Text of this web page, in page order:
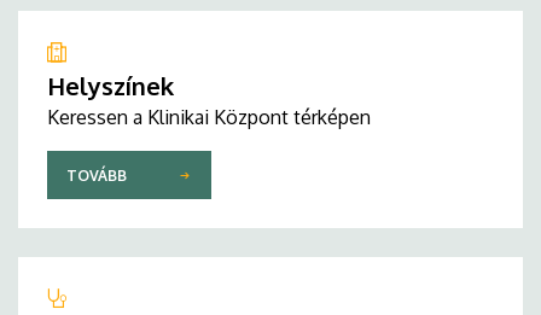
Helyszínek
Keressen a Klinikai Központ térképen
TOVÁBB